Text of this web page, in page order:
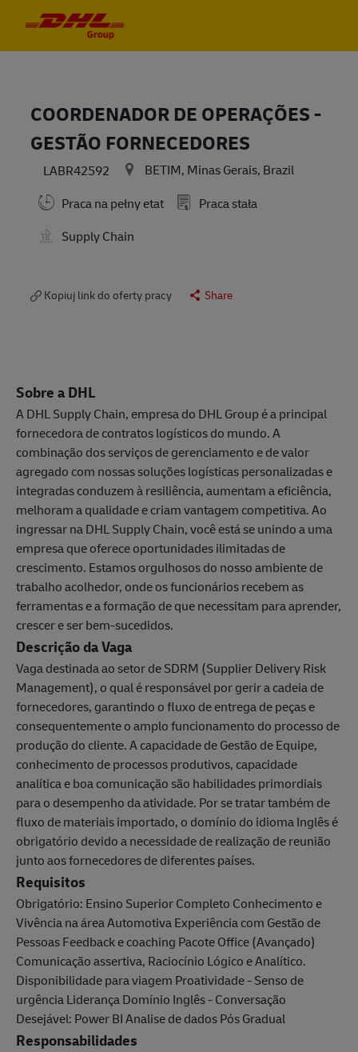
COORDENADOR DE OPERAÇÕES -
GESTÃO FORNECEDORES
LABR42592
BETIM, Minas Gerais, Brazil
Praca na pełny etat
Praca stała
Supply Chain
Kopiuj link do oferty pracy Share
Sobre a DHL
A DHL Supply Chain, empresa do DHL Group é a principal
fornecedora de contratos logísticos do mundo. A
combinação dos serviços de gerenciamento e de valor
agregado com nossas soluções logísticas personalizadas e
integradas conduzem à resiliência, aumentam a eficiência,
melhoram a qualidade e criam vantagem competitiva. Ao
ingressar na DHL Supply Chain, você está se unindo a uma
empresa que oferece oportunidades ilimitadas de
crescimento. Estamos orgulhosos do nosso ambiente de
trabalho acolhedor, onde os funcionários recebem as
ferramentas e a formação de que necessitam para aprender,
crescer e ser bem-sucedidos.
Descrição da Vaga
Vaga destinada ao setor de SDRM (Supplier Delivery Risk
Management), o qual é responsável por gerir a cadeia de
fornecedores, garantindo o fluxo de entrega de peças e
consequentemente o amplo funcionamento do processo de
produção do cliente. A capacidade de Gestão de Equipe,
conhecimento de processos produtivos, capacidade
analítica e boa comunicação são habilidades primordiais
para o desempenho da atividade. Por se tratar também de
fluxo de materiais importado, o domínio do idioma Inglês é
obrigatório devido a necessidade de realização de reunião
junto aos fornecedores de diferentes países.
Requisitos
Obrigatório: Ensino Superior Completo Conhecimento e
Vivência na área Automotiva Experiência com Gestão de
Pessoas Feedback e coaching Pacote Office (Avançado)
Comunicação assertiva, Raciocínio Lógico e Analítico.
Disponibilidade para viagem Proatividade - Senso de
urgência Liderança Domínio Inglês - Conversação
Desejável: Power BI Analise de dados Pós Gradual
Responsabilidades